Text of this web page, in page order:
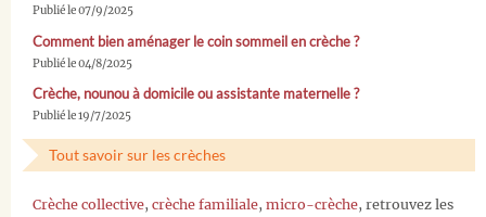
Publié le 07/9/2025
Comment bien aménager le coin sommeil en crèche ?
Publié le 04/8/2025
Crèche, nounou à domicile ou assistante maternelle ?
Publié le 19/7/2025
Tout savoir sur les crèches
Crèche collective, crèche familiale, micro-crèche, retrouvez les